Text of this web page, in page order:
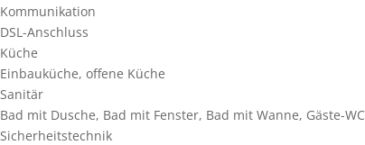
Kommunikation
DSL-Anschluss
Küche
Einbauküche, offene Küche
Sanitär
Bad mit Dusche, Bad mit Fenster, Bad mit Wanne, Gäste-WC
Sicherheitstechnik